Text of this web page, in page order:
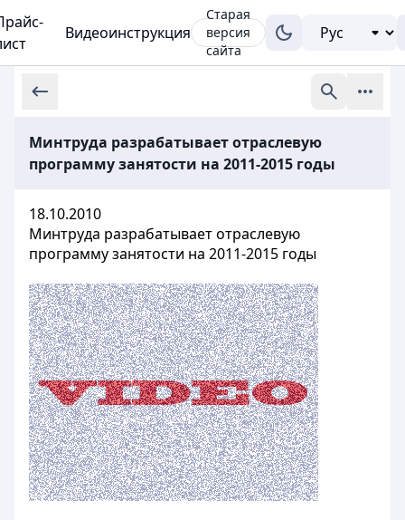
Видеоинструкция
Старая
версия
сайта
Минтруда разрабатывает отраслевую
программу занятости на 2011-2015 годы
18.10.2010
Минтруда разрабатывает отраслевую
программу занятости на 2011-2015 годы